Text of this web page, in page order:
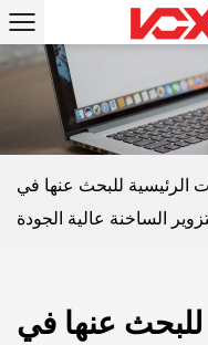
الرئيسية للبحث عنها في
الساخنة عالية الجودة
للبحث عنها في